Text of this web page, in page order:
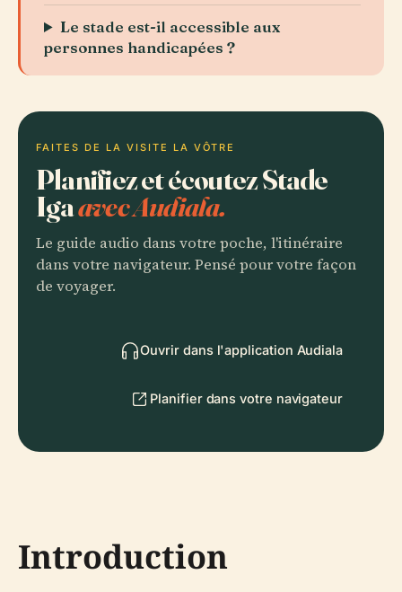
Le stade est-il accessible aux
personnes handicapées ?
FAITES DE LA VISITE LA VÔTRE
Planifiez et écoutez Stade
Igaavec Audiala.
Le guide audio dans votre poche, l'itinéraire
dans votre navigateur. Pensé pour votre façon
de voyager.
Ouvrir dans l'application Audiala
Planifier dans votre navigateur
Introduction